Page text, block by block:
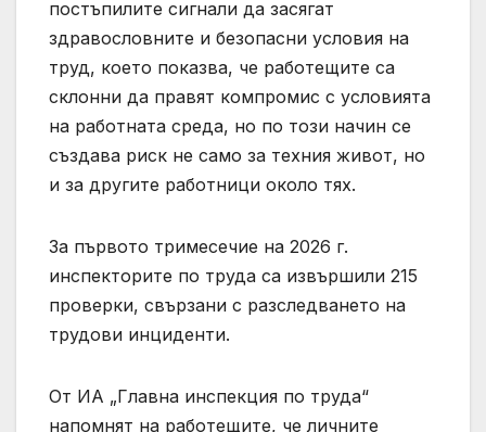
постъпилите сигнали да засягат
здравословните и безопасни условия на
труд, което показва, че работещите са
склонни да правят компромис с условията
на работната среда, но по този начин се
създава риск не само за техния живот, но
и за другите работници около тях.
За първото тримесечие на 2026 г.
инспекторите по труда са извършили 215
проверки, свързани с разследването на
трудови инциденти.
От ИА „Главна инспекция по труда“
напомнят на работещите, че личните